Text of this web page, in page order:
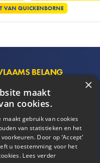
VAN QUICKENBORNE
BELANG
Brussel
02/ 219.60.09
info@vlaamsbelang.org
×
maakt
cookies.
maakt gebruik van cookies
van statistieken en het
Door op ‘Accept’
u toestemming voor het
Lees verder